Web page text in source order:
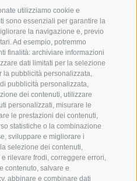
utilizziamo cookie e
sono essenziali per garantire la
la navigazione e, previo
Ad esempio, potremmo
finalità: archiviare informazioni
dati limitati per la selezione
pubblicità personalizzata,
pubblicità personalizzata,
dei contenuti, utilizzare
personalizzati, misurare le
le prestazioni dei contenuti,
statistiche o la combinazione
sviluppare e migliorare i
selezione dei contenuti,
rilevare frodi, correggere errori,
contenuto, salvare e
abbinare e combinare dati
SPORT E
MOMENTI
SCIARE
ESCURSIONI
ALTA
BIKE